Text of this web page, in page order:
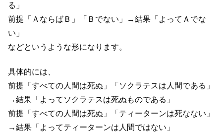
る」
前提「ＡならばＢ」「Ｂでない」→結果「よってＡでな
い」
などというような形になります。
具体的には、
前提「すべての人間は死ぬ」「ソクラテスは人間である」
→結果「よってソクラテスは死ぬものである」
前提「すべての人間は死ぬ」「ティーターンは死なない」
→結果「よってティーターンは人間ではない」